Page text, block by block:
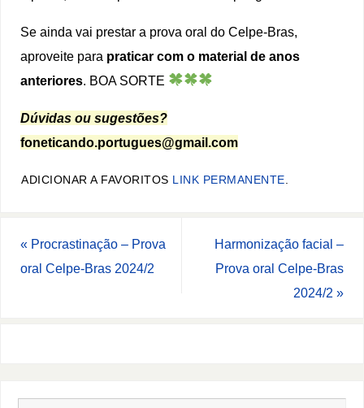
Se ainda vai prestar a prova oral do Celpe-Bras,
aproveite para praticar com o material de anos
anteriores. BOA SORTE
Dúvidas ou sugestões?
foneticando.portugues@gmail.com
ADICIONAR A FAVORITOS LINK PERMANENTE.
« Procrastinação – Prova
oral Celpe-Bras 2024/2
Harmonização facial –
Prova oral Celpe-Bras
2024/2 »